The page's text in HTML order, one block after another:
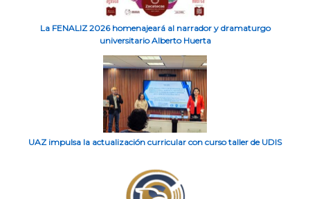
La FENALIZ 2026 homenajeará al narrador y dramaturgo
universitario Alberto Huerta
UAZ impulsa la actualización curricular con curso taller de UDIS